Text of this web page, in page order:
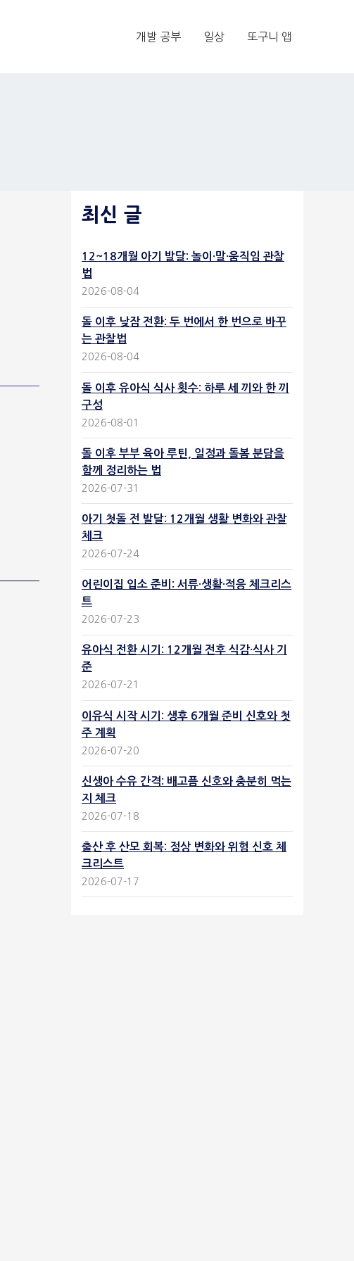
개발 공부 일상 또구니 앱
최신 글
12~18개월 아기 발달: 놀이·말·움직임 관찰
법
2026-08-04
돌 이후 낮잠 전환: 두 번에서 한 번으로 바꾸
는 관찰법
2026-08-04
돌 이후 유아식 식사 횟수: 하루 세 끼와 한 끼
구성
2026-08-01
돌 이후 부부 육아 루틴, 일정과 돌봄 분담을
함께 정리하는 법
2026-07-31
아기 첫돌 전 발달: 12개월 생활 변화와 관찰
체크
2026-07-24
어린이집 입소 준비: 서류·생활·적응 체크리스
트
2026-07-23
유아식 전환 시기: 12개월 전후 식감·식사 기
준
2026-07-21
이유식 시작 시기: 생후 6개월 준비 신호와 첫
주 계획
2026-07-20
신생아 수유 간격: 배고픔 신호와 충분히 먹는
지 체크
2026-07-18
출산 후 산모 회복: 정상 변화와 위험 신호 체
크리스트
2026-07-17